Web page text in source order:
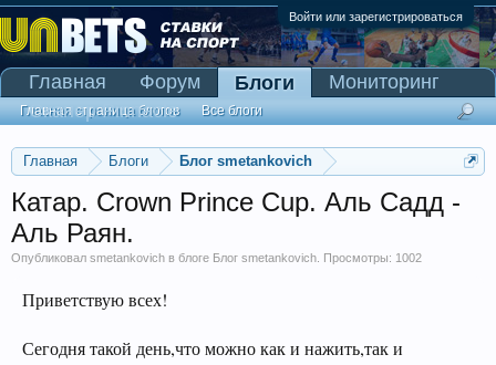
Войти или зарегистрироваться
Главная Блоги Блог smetankovich
Катар. Crown Prince Cup. Аль Садд -
Аль Раян.
Опубликовал smetankovich в блоге Блог smetankovich . Просмотры: 1002
Приветствую всех!
Сегодня такой день,что можно как и нажить,так и
Главная Форум Блоги
Главная страница блогов Все блоги
Мониторинг
Сканер Pinnacle